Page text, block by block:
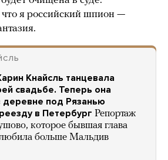
я российский шпион —
Кнайсль танцевала
свадьбе. Теперь она
деревне под Рязанью
в Петербург Репортаж
которое бывшая глава
больше Мальдив